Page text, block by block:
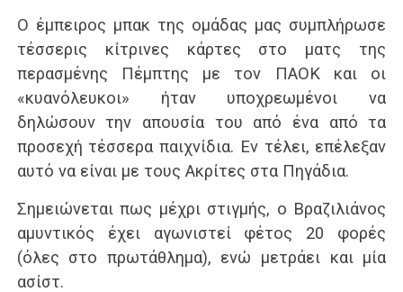
Ο έμπειρος μπακ της ομάδας μας συμπλήρωσε
τέσσερις κίτρινες κάρτες στο ματς της
περασμένης Πέμπτης με τον ΠΑΟΚ και οι
«κυανόλευκοι» ήταν υποχρεωμένοι να
δηλώσουν την απουσία του από ένα από τα
προσεχή τέσσερα παιχνίδια. Εν τέλει, επέλεξαν
αυτό να είναι με τους Ακρίτες στα Πηγάδια.
Σημειώνεται πως μέχρι στιγμής, ο Βραζιλιάνος
αμυντικός έχει αγωνιστεί φέτος 20 φορές
(όλες στο πρωτάθλημα), ενώ μετράει και μία
ασίστ.